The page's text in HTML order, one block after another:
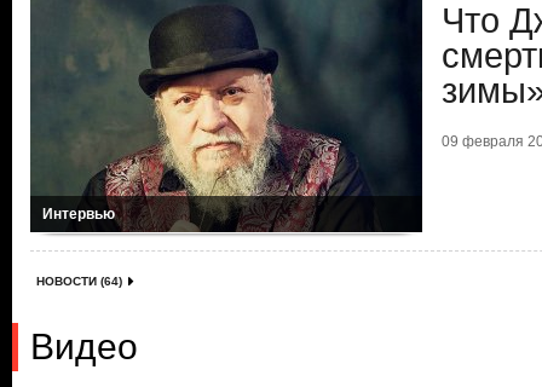
Интервью
Что
09 февраля
НОВОСТИ (64)
Видео